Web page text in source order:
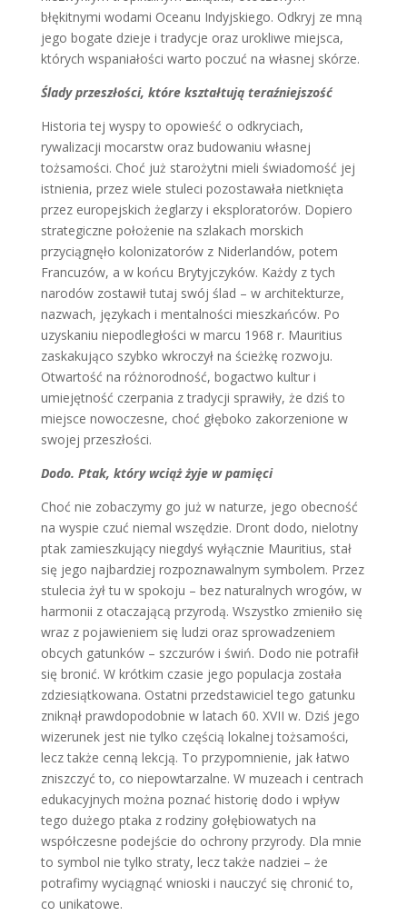
błękitnymi wodami Oceanu Indyjskiego. Odkryj ze mną
jego bogate dzieje i tradycje oraz urokliwe miejsca,
których wspaniałości warto poczuć na własnej skórze.
Ślady przeszłości, które kształtują teraźniejszość
Historia tej wyspy to opowieść o odkryciach,
rywalizacji mocarstw oraz budowaniu własnej
tożsamości. Choć już starożytni mieli świadomość jej
istnienia, przez wiele stuleci pozostawała nietknięta
przez europejskich żeglarzy i eksploratorów. Dopiero
strategiczne położenie na szlakach morskich
przyciągnęło kolonizatorów z Niderlandów, potem
Francuzów, a w końcu Brytyjczyków. Każdy z tych
narodów zostawił tutaj swój ślad – w architekturze,
nazwach, językach i mentalności mieszkańców. Po
uzyskaniu niepodległości w marcu 1968 r. Mauritius
zaskakująco szybko wkroczył na ścieżkę rozwoju.
Otwartość na różnorodność, bogactwo kultur i
umiejętność czerpania z tradycji sprawiły, że dziś to
miejsce nowoczesne, choć głęboko zakorzenione w
swojej przeszłości.
Dodo. Ptak, który wciąż żyje w pamięci
Choć nie zobaczymy go już w naturze, jego obecność
na wyspie czuć niemal wszędzie. Dront dodo, nielotny
ptak zamieszkujący niegdyś wyłącznie Mauritius, stał
się jego najbardziej rozpoznawalnym symbolem. Przez
stulecia żył tu w spokoju – bez naturalnych wrogów, w
harmonii z otaczającą przyrodą. Wszystko zmieniło się
wraz z pojawieniem się ludzi oraz sprowadzeniem
obcych gatunków – szczurów i świń. Dodo nie potrafił
się bronić. W krótkim czasie jego populacja została
zdziesiątkowana. Ostatni przedstawiciel tego gatunku
zniknął prawdopodobnie w latach 60. XVII w. Dziś jego
wizerunek jest nie tylko częścią lokalnej tożsamości,
lecz także cenną lekcją. To przypomnienie, jak łatwo
zniszczyć to, co niepowtarzalne. W muzeach i centrach
edukacyjnych można poznać historię dodo i wpływ
tego dużego ptaka z rodziny gołębiowatych na
współczesne podejście do ochrony przyrody. Dla mnie
to symbol nie tylko straty, lecz także nadziei – że
potrafimy wyciągnąć wnioski i nauczyć się chronić to,
co unikatowe.